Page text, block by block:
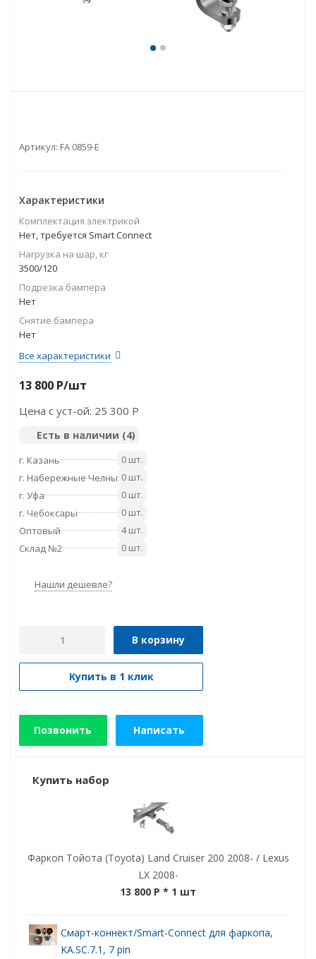
Артикул: FA 0859-E
Характеристики
Комплектация электрикой
Нет, требуется Smart Connect
Нагрузка на шар, кг
3500/120
Подрезка бампера
Нет
Снятие бампера
Нет
Все характеристики
13 800 P/шт
Цена с уст-ой: 25 300 P
Есть в наличии (4)
г. Казань
0 шт.
г. Набережные Челны 0 шт.
г. Уфа
0 шт.
г. Чебоксары
0 шт.
Оптовый
4 шт.
Склад №2
0 шт.
Нашли дешевле?
В корзину
Купить в 1 клик
Позвонить Написать
Купить набор
Фаркоп Тойота (Toyota) Land Cruiser 200 2008- / Lexus
LX 2008-
13 800 P * 1 шт
Смарт-коннект/Smart-Connect для фаркопа,
KA.SC.7.1, 7 pin